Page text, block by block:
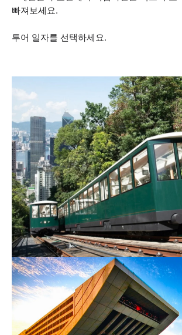
빠져보세요.
투어 일자를 선택하세요.